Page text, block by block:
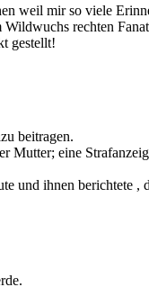
weil mir so viele
rechten
gestellt!
beitragen.
Mutter; eine
und ihnen berichtete ,